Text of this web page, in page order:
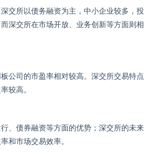
交所以债务融资为主，中小企业较多，投
深交所在市场开放、业务创新等方面则相
公司的市盈率相对较高。深交所交易特点
较高。
、债券融资等方面的优势；深交所的未来
和市场交易效率。